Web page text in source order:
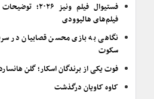
فستیوال فیلم
فیلم‌های هالیوودی
نگاهی به بازی محسن قصابیان در
سکوت
فوت یکی از برندگان اسکار؛ گلن
کاوه کاویان درگذشت